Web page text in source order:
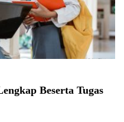
Beserta Tugas